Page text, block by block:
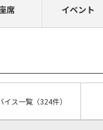
席 イベント
イス一覧（324件）